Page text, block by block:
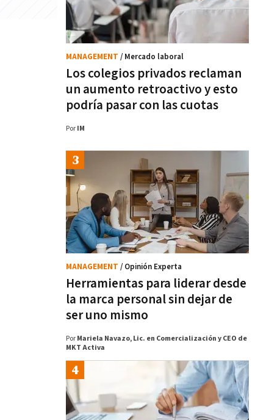
Los colegios privados reclaman
un aumento retroactivo y esto
podría pasar con las cuotas
MANAGEMENT / Mercado laboral
Por IM
Herramientas para liderar desde
la marca personal sin dejar de
ser uno mismo
MANAGEMENT / Opinión Experta
Por Mariela Navazo, Lic. en Comercialización y CEO de
MKT Activa